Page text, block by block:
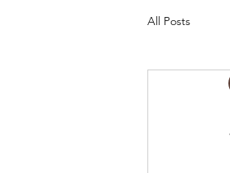
All Posts